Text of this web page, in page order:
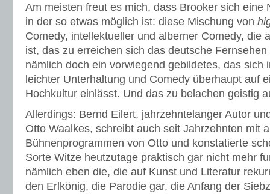
Am meisten freut es mich, dass Brooker sich eine
in der so etwas möglich ist: diese Mischung von
Comedy, intellektueller und alberner Comedy, die
ist, das zu erreichen sich das deutsche
nämlich doch ein vorwiegend gebildetes, das sich
leichter Unterhaltung und Comedy überhaupt auf
Hochkultur einlässt. Und das zu belachen geistig
Allerdings: Bernd Eilert, jahrzehntelanger Autor
Otto Waalkes, schreibt auch seit Jahrzehnten mit
Bühnenprogrammen von Otto und konstatierte
Sorte Witze heutzutage praktisch gar nicht mehr
nämlich eben die, die auf Kunst und Literatur
den Erlkönig, die Parodie gar, die Anfang der